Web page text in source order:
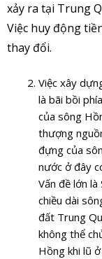
xảy ra tại Trung
Việc huy động
thay đổi.
Việc xây
là bãi bồi
của sông
thượng
đựng của
nước ở đây
Vấn đề lớn
chiều dài
đất Trung
không thể
Hồng khi lũ